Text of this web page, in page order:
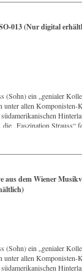
013 (Nur digital
(Sohn) ein „genialer
unter allen Komponisten-
„Faszination Strauss“
führenden Strauss-
Genialität und Aktualität
im Mai 2021 im
bildet einen breiten
Johann Strauss
verbindet.
aus dem Wiener
(Sohn) ein „genialer
unter allen Komponisten-